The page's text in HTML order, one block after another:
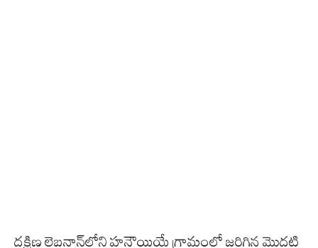
దక్షిణ లెబనాన్‌లోని హనౌయియే గ్రామంలో జరిగిన మొదటి